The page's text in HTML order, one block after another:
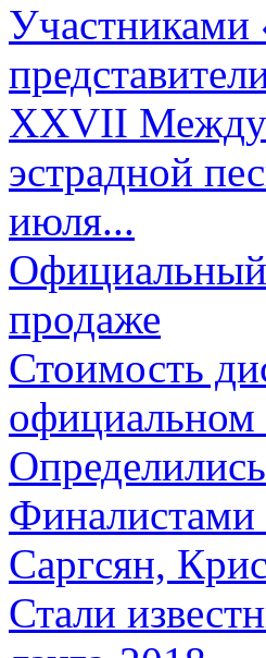
Участниками
XXVII
эстрадной
июля...
Официальный
продаже
Стоимость
официальном
Финалистами
Саргсян,
Стали